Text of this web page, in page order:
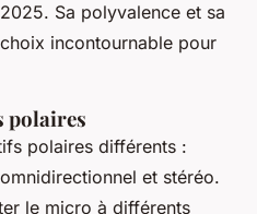
Sa polyvalence et sa
incontournable pour
polaires
polaires différents :
et stéréo.
le micro à différents